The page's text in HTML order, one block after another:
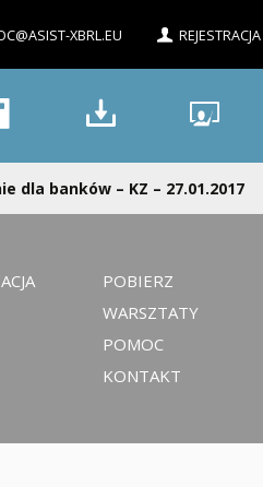
XBRL.EU REJESTRACJA
dla banków – KZ – 27.01.2017
POBIERZ
WARSZTATY
POMOC
KONTAKT